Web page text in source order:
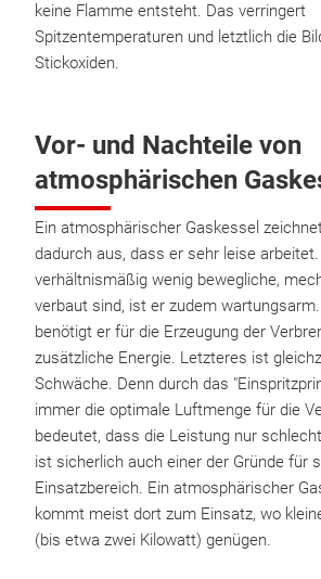
keine Flamme entsteht. Das verringert
Spitzentemperaturen und letztlich die
Stickoxiden.
Vor- und Nachteile von
atmosphärischen
Ein atmosphärischer Gaskessel
dadurch aus, dass er sehr leise arbeitet.
verhältnismäßig wenig bewegliche,
verbaut sind, ist er zudem
benötigt er für die Erzeugung der
zusätzliche Energie. Letzteres ist
Schwäche. Denn durch das
immer die optimale Luftmenge für die
bedeutet, dass die Leistung nur
ist sicherlich auch einer der Gründe für
Einsatzbereich. Ein atmosphärischer
kommt meist dort zum Einsatz, wo
(bis etwa zwei Kilowatt) genügen.